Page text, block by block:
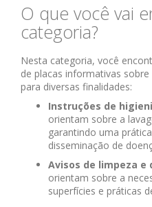
O que você vai
categoria?
Nesta categoria, você
de placas informativas
para diversas finalidades:
Instruções de
orientam sobre a
garantindo uma
disseminação de
Avisos de limpeza e
orientam sobre a
superfícies e práticas